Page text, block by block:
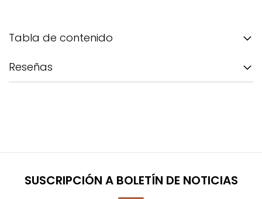
Tabla de contenido
Reseñas
SUSCRIPCIÓN A BOLETÍN DE NOTICIAS